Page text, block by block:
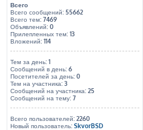
Всего
Всего сообщений:55662
Всего тем:7469
Объявлений:0
Прилепленных тем:13
Вложений:114
Тем за день:1
Сообщений в день:6
Посетителей за день:0
Тем на участника:3
Сообщений на участника:25
Сообщений на тему:7
Всего пользователей:2260
Новый пользователь:SkvorBSD